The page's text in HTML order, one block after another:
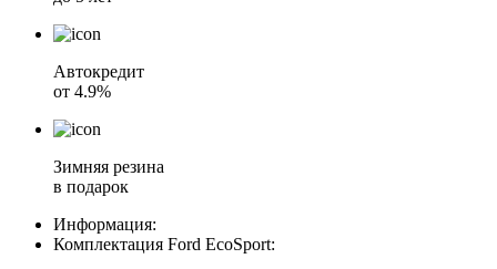
Автокредит
от 4.9%
Зимняя резина
в подарок
Информация:
Комплектация Ford EcoSport: